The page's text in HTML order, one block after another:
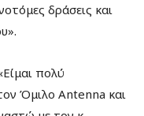
δράσεις και
πολύ
Όμιλο Antenna και